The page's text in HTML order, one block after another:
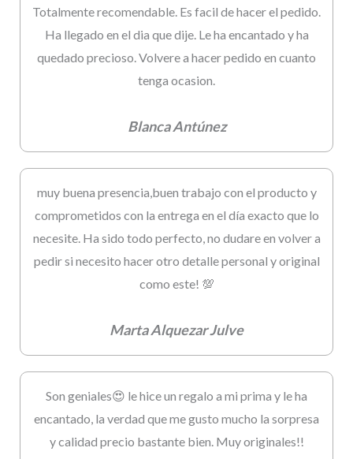
Totalmente recomendable. Es facil de hacer el pedido.
Ha llegado en el dia que dije. Le ha encantado y ha
quedado precioso. Volvere a hacer pedido en cuanto
tenga ocasion.
Blanca Antúnez
muy buena presencia,buen trabajo con el producto y
comprometidos con la entrega en el día exacto que lo
necesite. Ha sido todo perfecto, no dudare en volver a
pedir si necesito hacer otro detalle personal y original
como este! 💯
Marta Alquezar Julve
Son geniales😍 le hice un regalo a mi prima y le ha
encantado, la verdad que me gusto mucho la sorpresa
y calidad precio bastante bien. Muy originales!!